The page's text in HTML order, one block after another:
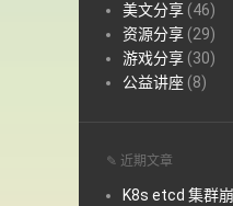
美文分享 (46)
资源分享 (29)
游戏分享 (30)
公益讲座 (8)
✎ 近期文章
K8s etcd 集群